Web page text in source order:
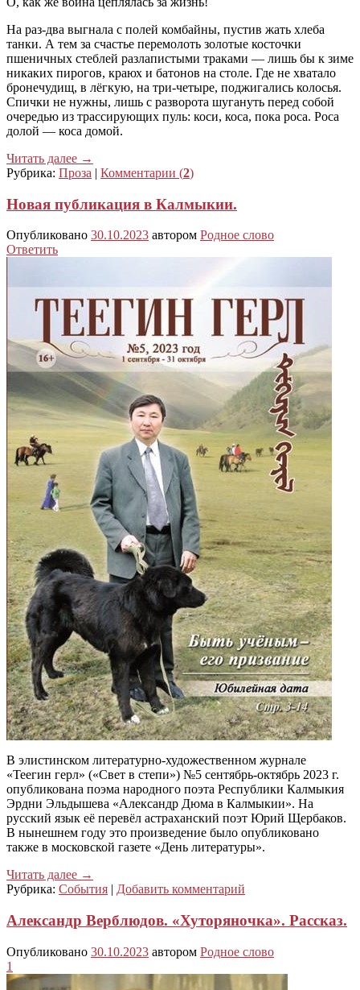
На раз-два выгнала с полей комбайны, пустив жать хлеба
танки. А тем за счастье перемолоть золотые косточки
пшеничных стеблей разлапистыми траками — лишь бы к зиме
никаких пирогов, краюх и батонов на столе. Где не хватало
бронечудищ, в лёгкую, на три-четыре, поджигались колосья.
Спички не нужны, лишь с разворота шугануть перед собой
очередью из трассирующих пуль: коси, коса, пока роса. Роса
долой — коса домой.
Читать далее →
Рубрика: Проза | Комментарии (2)
Новая публикация в Калмыкии.
Опубликовано 30.10.2023 автором Родное слово
Ответить
В элистинском литературно-художественном журнале
«Теегин герл» («Свет в степи») №5 сентябрь-октябрь 2023 г.
опубликована поэма народного поэта Республики Калмыкия
Эрдни Эльдышева «Александр Дюма в Калмыкии». На
русский язык её перевёл астраханский поэт Юрий Щербаков.
В нынешнем году это произведение было опубликовано
также в московской газете «День литературы».
Читать далее →
Рубрика: События | Добавить комментарий
Александр Верблюдов. «Хуторяночка». Рассказ.
Опубликовано 30.10.2023 автором Родное слово
1